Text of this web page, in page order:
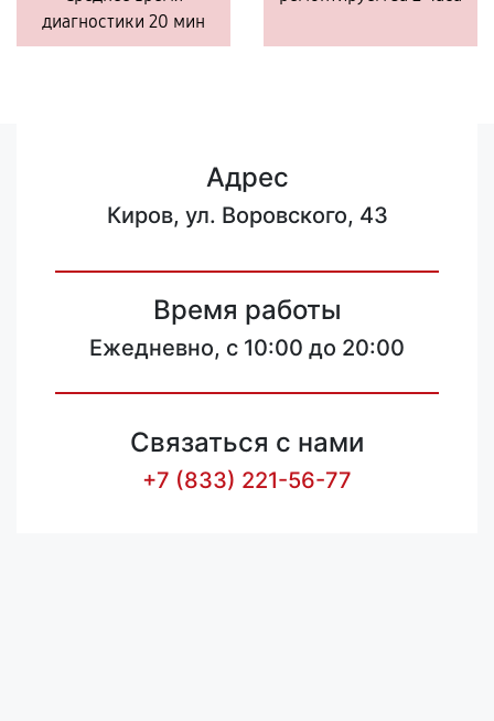
диагностики 20 мин
Адрес
Киров, ул. Воровского, 43
Время работы
Ежедневно, с 10:00 до 20:00
Связаться с нами
+7 (833) 221-56-77